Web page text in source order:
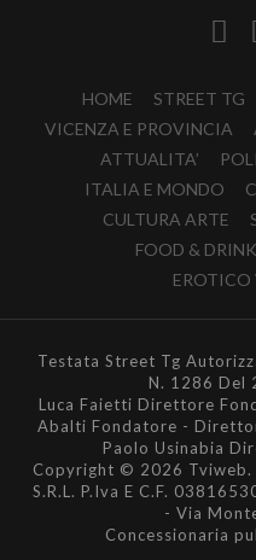
HOME STREET TG
VICENZA E PROVINCIA
ATTUALITA’
ITALIA E MONDO
CULTURA ARTE
FOOD & DRINK
Testata Street Tg
N. 1286 Del
Luca Faietti Direttore
Abalti Fondatore -
Paolo Usinabia
Copyright © 2026 Tviweb.
S.R.L. P.Iva E C.F.
- Via
Concessionaria